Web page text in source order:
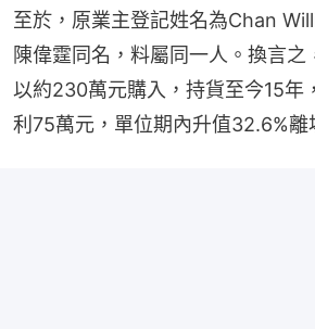
至於，原業主登記姓名為Chan
陳偉霆同名，料屬同一人。換言之
以約230萬元購入，持貨至今15年
利75萬元，單位期內升值32.6%離